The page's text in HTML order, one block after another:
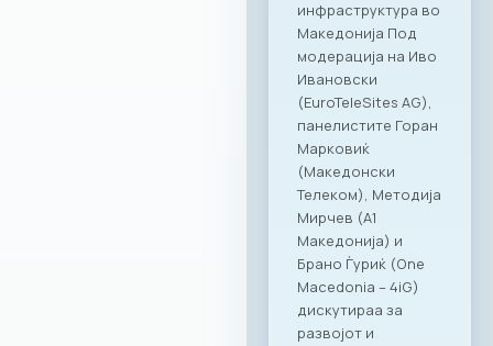
бенефити која ќе
биде достапна во
сите наши локации
– PARK by Ragusa,
RAGUSA 360, Ragusa
919 и Kinder PARK.
Нашата цел е да
понудиме врвно
искуство и
поддршка како за
компаниите, така и
за сите нивни
вработени,
поставувајќи нови
стандарди во